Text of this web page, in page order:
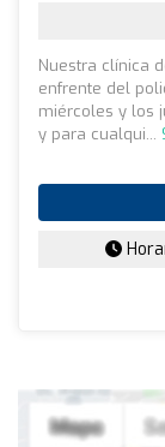
Nuestra clínica
enfrente del
miércoles y los
y para cualqui...